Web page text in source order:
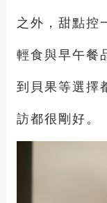
之外，甜點控
輕食與早午餐
到貝果等選擇
訪都很剛好。